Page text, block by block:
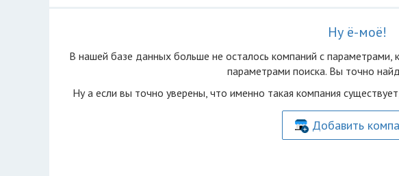
Ну ё-моё!
В нашей базе данных больше не осталоcь компаний с параметрами,
параметрами поиска. Вы точно
Ну а если вы точно уверены, что именно такая компания
Добавить